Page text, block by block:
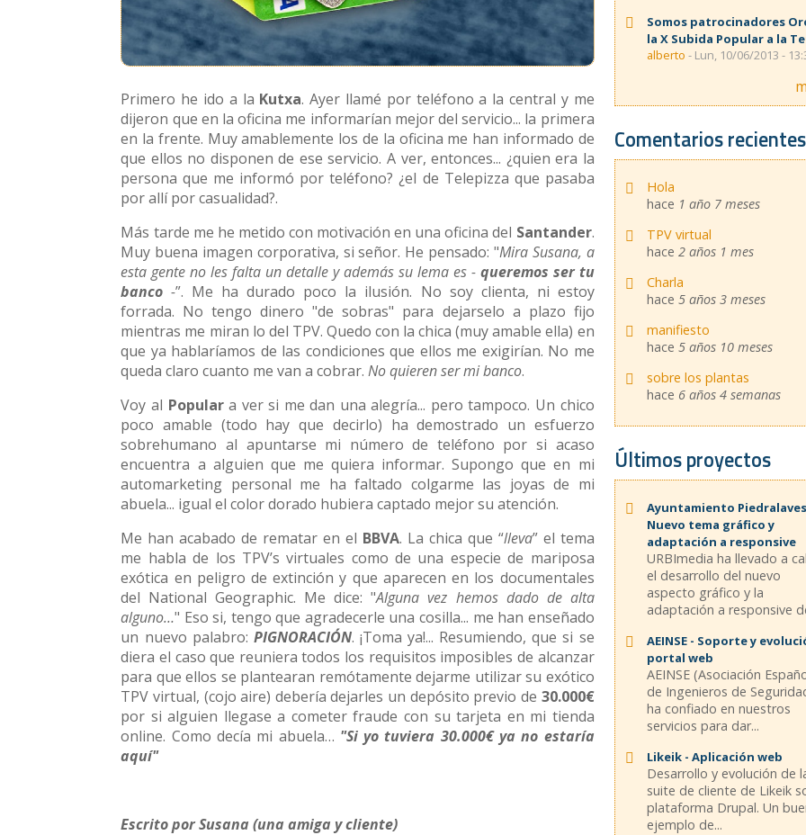
Primero he ido a la Kutxa. Ayer llamé por teléfono a la central y me
dijeron que en la oficina me informarían mejor del servicio... la primera
en la frente. Muy amablemente los de la oficina me han informado de
que ellos no disponen de ese servicio. A ver, entonces... ¿quien era la
persona que me informó por teléfono? ¿el de Telepizza que pasaba
por allí por casualidad?.
Más tarde me he metido con motivación en una oficina del Santander.
Muy buena imagen corporativa, si señor. He pensado: "Mira Susana, a
esta gente no les falta un detalle y además su lema es - queremos ser tu
banco -”. Me ha durado poco la ilusión. No soy clienta, ni estoy
forrada. No tengo dinero "de sobras" para dejarselo a plazo fijo
mientras me miran lo del TPV. Quedo con la chica (muy amable ella) en
que ya hablaríamos de las condiciones que ellos me exigirían. No me
queda claro cuanto me van a cobrar.No quieren ser mi banco.
Voy al Populara ver si me dan una alegría... pero tampoco. Un chico
poco amable (todo hay que decirlo) ha demostrado un esfuerzo
sobrehumano al apuntarse mi número de teléfono por si acaso
encuentra a alguien que me quiera informar. Supongo que en mi
automarketing personal me ha faltado colgarme las joyas de mi
abuela... igual el color dorado hubiera captado mejor su atención.
Me han acabado de rematar en el BBVA. La chica que “lleva” el tema
me habla de los TPV’s virtuales como de una especie de mariposa
exótica en peligro de extinción y que aparecen en los documentales
del National Geographic. Me dice: "Alguna vez hemos dado de alta
alguno…" Eso si, tengo que agradecerle una cosilla... me han enseñado
un nuevo palabro: PIGNORACIÓN. ¡Toma ya!... Resumiendo, que si se
diera el caso que reuniera todos los requisitos imposibles de alcanzar
para que ellos se plantearan remótamente dejarme utilizar su exótico
TPV virtual, (cojo aire) debería dejarles un depósito previo de 30.000€
por si alguien llegase a cometer fraude con su tarjeta en mi tienda
online. Como decía mi abuela… "Si yo tuviera 30.000€ ya no estaría
aquí"
Escrito por Susana (una amiga y cliente)
Somos patrocinadores
la X Subida Popular a la
alberto - Lun, 10/06/2013 -
Comentarios recientes
Hola
hace 1 año 7 meses
TPV virtual
hace2 años 1 mes
Charla
hace5 años 3 meses
manifiesto
hace5 años 10 meses
sobre los plantas
hace 6 años 4 semanas
Últimos proyectos
Ayuntamiento
Nuevo tema gráfico y
adaptación a responsive
URBImedia ha llevado a
el desarrollo del nuevo
aspecto gráfico y la
adaptación a responsive
AEINSE - Soporte y
portal web
AEINSE (Asociación
de Ingenieros de
ha confiado en nuestros
servicios para dar...
Likeik - Aplicación web
Desarrollo y evolución de
suite de cliente de Likeik
plataforma Drupal. Un
ejemplo de...